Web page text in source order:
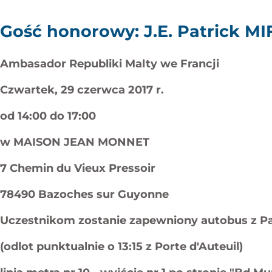
Gość honorowy: J.E. Patrick
Ambasador Republiki Malty we Francji
Czwartek, 29 czerwca 2017 r.
od 14:00 do 17:00
w MAISON JEAN MONNET
7 Chemin du Vieux Pressoir
78490 Bazoches sur Guyonne
Uczestnikom zostanie zapewniony autobus z
(odlot punktualnie o 13:15 z Porte d'Auteuil)